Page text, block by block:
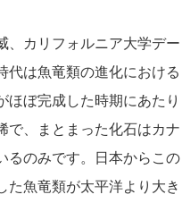
カリフォルニア大学デー
代は魚竜類の進化における
ぼ完成した時期にあたり
で、まとまった化石はカナ
るのみです。日本からこの
た魚竜類が太平洋より大き